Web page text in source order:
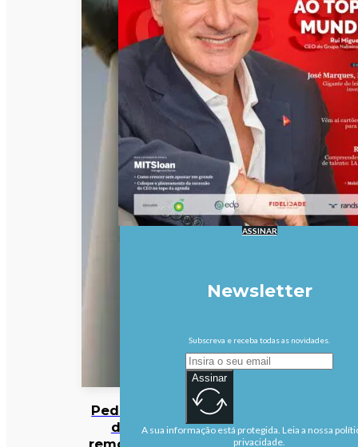
Pedidos
de
remoção
ASSINAR
Newsletter
Subscreva e receba todas as novidades.
Assinar
A sua informação está protegida. Leia a nossa
privacidade.